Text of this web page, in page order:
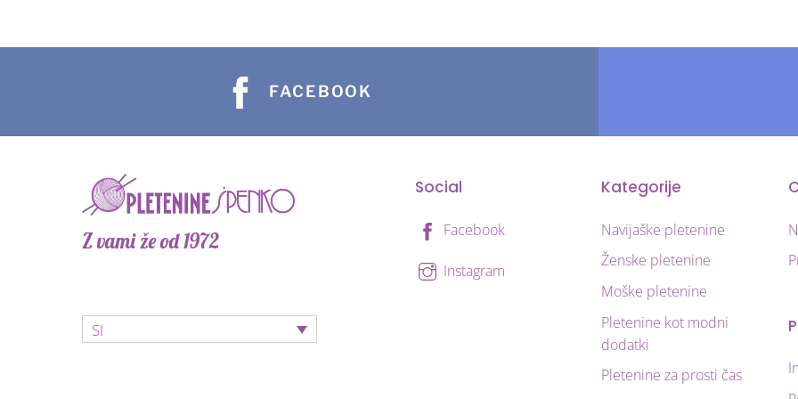
strani
FACEBOOK
Z vami že od 1972
SI
Social
Facebook
Instagram
Kategorije
Navijaške pletenine
Ženske pletenine
Moške pletenine
Pletenine kot modni
dodatki
Pletenine za prosti čas